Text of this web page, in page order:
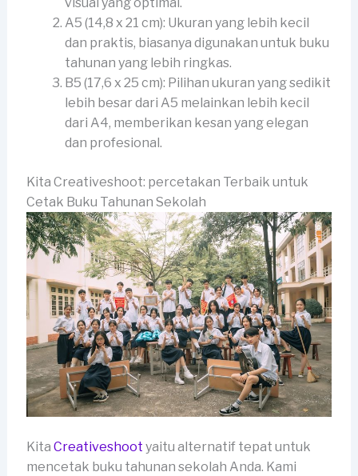
visual yang optimal.
A5 (14,8 x 21 cm): Ukuran yang lebih kecil
dan praktis, biasanya digunakan untuk buku
tahunan yang lebih ringkas.
B5 (17,6 x 25 cm): Pilihan ukuran yang sedikit
lebih besar dari A5 melainkan lebih kecil
dari A4, memberikan kesan yang elegan
dan profesional.
Kita Creativeshoot: percetakan Terbaik untuk
Cetak Buku Tahunan Sekolah
Kita Creativeshoot yaitu alternatif tepat untuk
mencetak buku tahunan sekolah Anda. Kami